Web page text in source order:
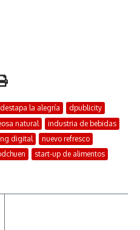
destapa la alegría
dpublicity
natural
industria de bebidas
digital
nuevo refresco
start-up de alimentos